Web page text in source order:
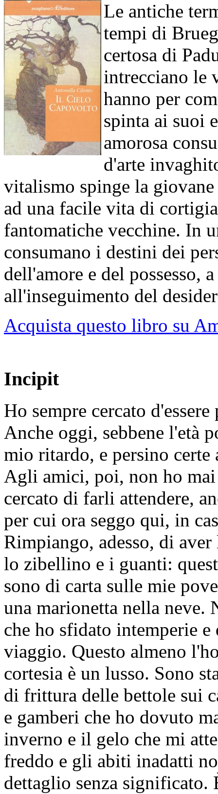
Le antiche
tempi di
certosa di
intrecciano le
hanno per
spinta ai suoi
amorosa
d'arte
vitalismo spinge la
ad una facile vita di
fantomatiche vecchine. In
consumano i destini dei
dell'amore e del possesso,
all'inseguimento del
Acquista questo libro su
Incipit
Ho sempre cercato
Anche oggi, sebbene l'età
mio ritardo, e persino certe
Agli amici, poi, non ho
cercato di farli attendere,
per cui ora seggo qui, in
Rimpiango, adesso, di
lo zibellino e i guanti:
sono di carta sulle mie
una marionetta nella neve.
che ho sfidato intemperie
viaggio. Questo almeno
cortesia è un lusso. Sono
di frittura delle bettole sui
e gamberi che ho dovuto
inverno e il gelo che mi
freddo e gli abiti inadatti
dettaglio senza significato.